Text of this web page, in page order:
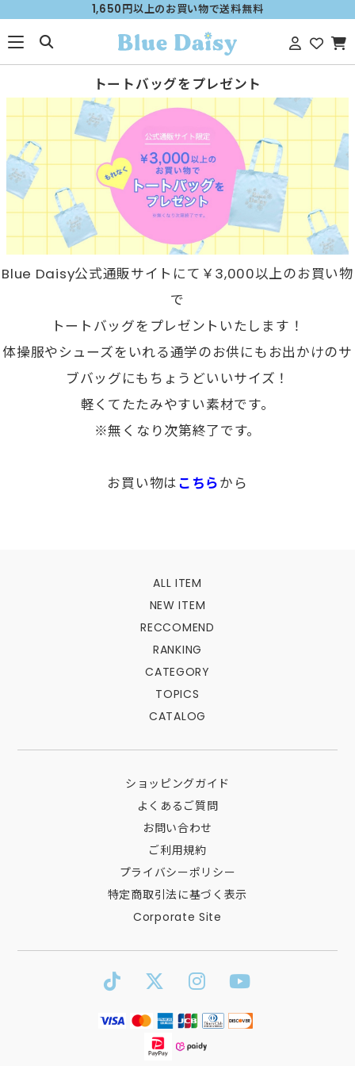
1,650円以上のお買い物で送料無料
トートバッグをプレゼント
Blue Daisy公式通販サイトにて￥3,000以上のお買い物
で
トートバッグをプレゼントいたします！
体操服やシューズをいれる通学のお供にもお出かけのサ
ブバッグにもちょうどいいサイズ！
軽くてたたみやすい素材です。
※無くなり次第終了です。
お買い物はこちらから
ALL ITEM
NEW ITEM
RECCOMEND
RANKING
CATEGORY
TOPICS
CATALOG
ショッピングガイド
よくあるご質問
お問い合わせ
ご利用規約
プライバシーポリシー
特定商取引法に基づく表示
Corporate Site